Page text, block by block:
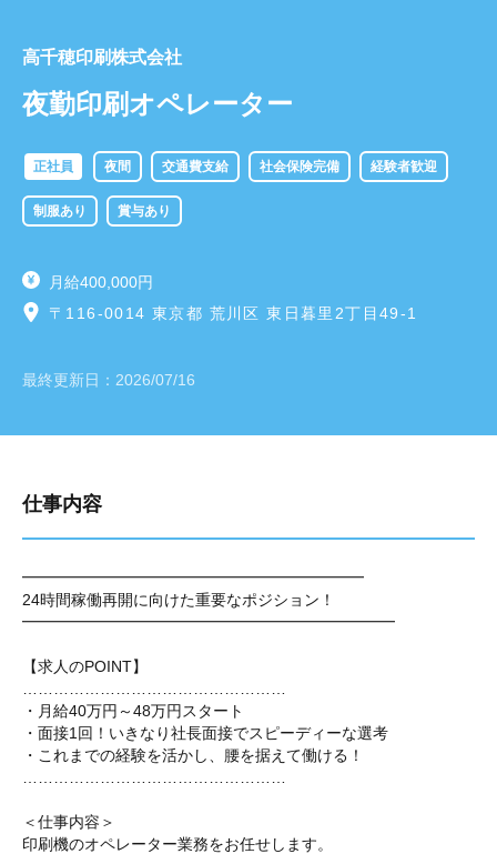
高千穂印刷株式会社
夜勤印刷オペレーター
正社員 夜間 交通費支給 社会保険完備 経験者歓迎
制服あり 賞与あり
月給400,000円
〒116-0014 東京都 荒川区 東日暮里2丁目49-1
最終更新日： 2026/07/16
仕事内容
━━━━━━━━━━━━━━━━━━━━━━
24時間稼働再開に向けた重要なポジション！
━━━━━━━━━━━━━━━━━━━━━━━━
【求人のPOINT】
・月給40万円～48万円スタート
・面接1回！いきなり社長面接でスピーディーな選考
・これまでの経験を活かし、腰を据えて働ける！
＜仕事内容＞
印刷機のオペレーター業務をお任せします。